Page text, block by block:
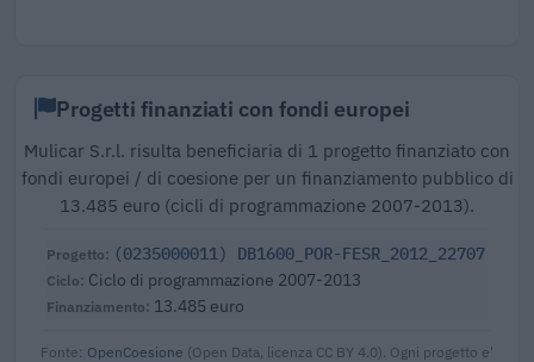
Progetti finanziati con fondi europei
Mulicar S.r.l. risulta beneficiaria di 1 progetto finanziato con
fondi europei / di coesione per un finanziamento pubblico di
13.485 euro (cicli di programmazione 2007-2013).
(0235000011) DB1600_POR-FESR_2012_22707
Ciclo di programmazione 2007-2013
13.485 euro
Fonte: OpenCoesione (Open Data, licenza CC BY 4.0). Ogni progetto e'